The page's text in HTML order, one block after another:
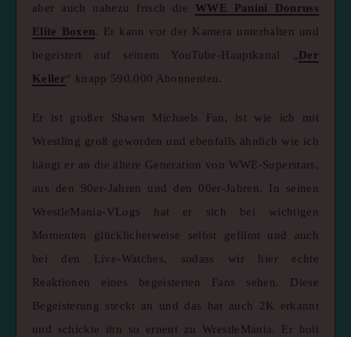
aber auch nahezu frisch die WWE Panini Donruss
Elite Boxen. Er kann vor der Kamera unterhalten und
begeistert auf seinem YouTube-Hauptkanal „Der
Keller“ knapp 590.000 Abonnenten.
Er ist großer Shawn Michaels Fan, ist wie ich mit
Wrestling groß geworden und ebenfalls ähnlich wie ich
hängt er an die ältere Generation von WWE-Superstars,
aus den 90er-Jahren und den 00er-Jahren. In seinen
WrestleMania-VLogs hat er sich bei wichtigen
Momenten glücklicherweise selbst gefilmt und auch
bei den Live-Watches, sodass wir hier echte
Reaktionen eines begeisterten Fans sehen. Diese
Begeisterung steckt an und das hat auch 2K erkannt
und schickte ihn so erneut zu WrestleMania. Er holt